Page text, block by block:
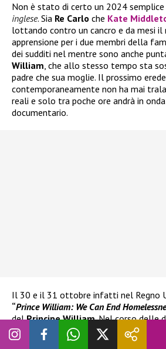
Non è stato di certo un 2024
inglese. Sia Re Carlo che Kate
lottando contro un cancro e da mesi il
apprensione per i due membri della
dei sudditi nel mentre sono anche
William, che allo stesso tempo sta
padre che sua moglie. Il prossimo
contemporaneamente non ha mai
reali e solo tra poche ore andrà in
documentario.
Il 30 e il 31 ottobre infatti nel Regno
“Prince William: We Can End
delPrincipe William. Nel corso delle
verrà affrontato il tema dei
Lady Diana
. All’interno del